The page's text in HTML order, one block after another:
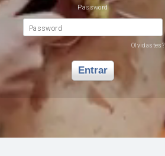
Password
Password
Olvidastes?
Entrar